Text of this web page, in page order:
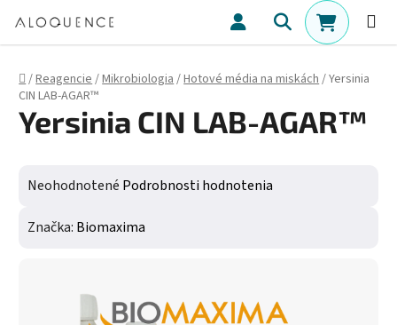
Hľadať
Domov
/Reagencie/Mikrobiologia/Hotové média na miskách/Yersinia
CIN LAB-AGAR™
Yersinia CIN LAB-AGAR™
Priemerné hodnotenie produktu je 0,0 z 5 hviezdičiek.
Neohodnotené Podrobnosti hodnotenia
Značka: Biomaxima